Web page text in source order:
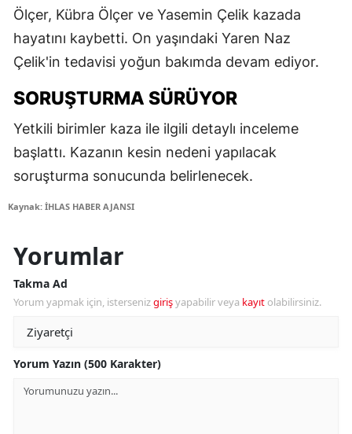
Ölçer, Kübra Ölçer ve Yasemin Çelik kazada
hayatını kaybetti. On yaşındaki Yaren Naz
Çelik'in tedavisi yoğun bakımda devam ediyor.
SORUŞTURMA SÜRÜYOR
Yetkili birimler kaza ile ilgili detaylı inceleme
başlattı. Kazanın kesin nedeni yapılacak
soruşturma sonucunda belirlenecek.
Kaynak: İHLAS HABER AJANSI
Yorumlar
Takma Ad
Yorum yapmak için, istersenizgirişyapabilir veya kayıt olabilirsiniz.
Yorum Yazın (500 Karakter)